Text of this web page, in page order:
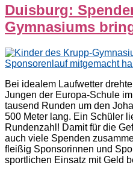
Duisburg:
Gymnasiums
Bei idealem Laufwetter
Jungen der Europa-Schule
tausend Runden um den
500 Meter lang. Ein Schüler
Rundenzahl! Damit für die
auch viele Spenden
fleißig Sponsorinnen und
sportlichen Einsatz mit Geld